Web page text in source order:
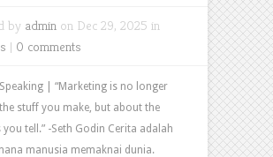
by admin on Dec 29, 2025 in
| 0 comments
| “Marketing is no longer
stuff you make, but about the
you tell.” -Seth Godin Cerita adalah
manusia memaknai dunia.